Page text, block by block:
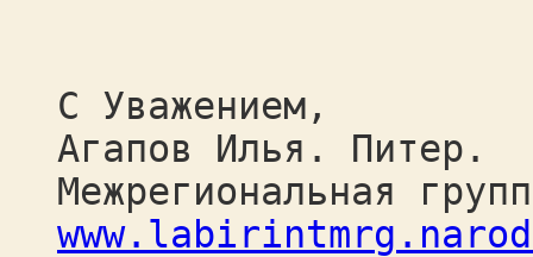
С Уважением,
Агапов Илья. Питер.
Межрегиональная